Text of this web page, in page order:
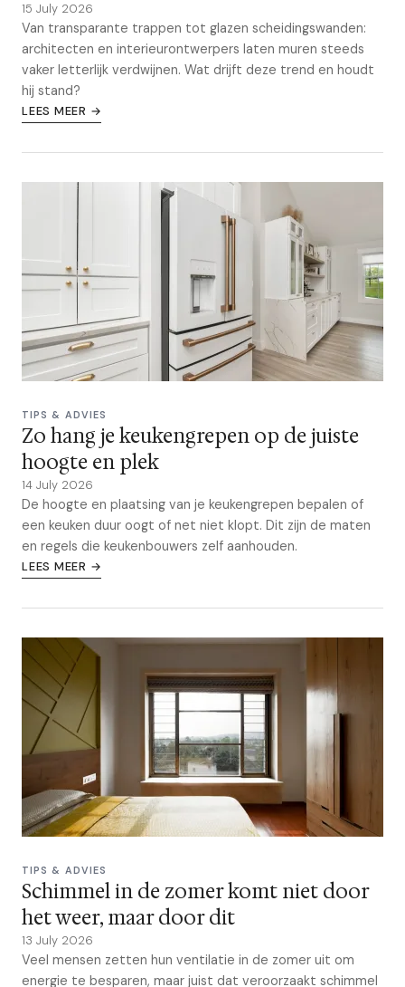
15 July 2026
Van transparante trappen tot glazen scheidingswanden:
architecten en interieurontwerpers laten muren steeds
vaker letterlijk verdwijnen. Wat drijft deze trend en houdt
hij stand?
LEES MEER →
TIPS & ADVIES
Zo hang je keukengrepen op de juiste
hoogte en plek
14 July 2026
De hoogte en plaatsing van je keukengrepen bepalen of
een keuken duur oogt of net niet klopt. Dit zijn de maten
en regels die keukenbouwers zelf aanhouden.
LEES MEER →
TIPS & ADVIES
Schimmel in de zomer komt niet door
het weer, maar door dit
13 July 2026
Veel mensen zetten hun ventilatie in de zomer uit om
energie te besparen, maar juist dat veroorzaakt schimmel